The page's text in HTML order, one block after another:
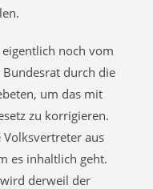
noch vom
durch die
um das mit
zu korrigieren.
aus
es inhaltlich geht.
derweil der